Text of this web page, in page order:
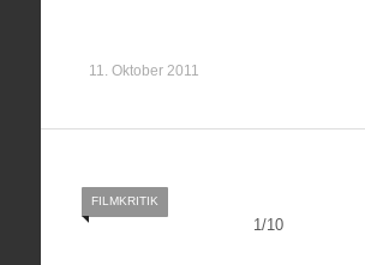
11. Oktober 2011
1/10
FILMKRITIK